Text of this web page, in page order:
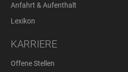
Anfahrt & Aufenthalt
Lexikon
KARRIERE
Offene Stellen